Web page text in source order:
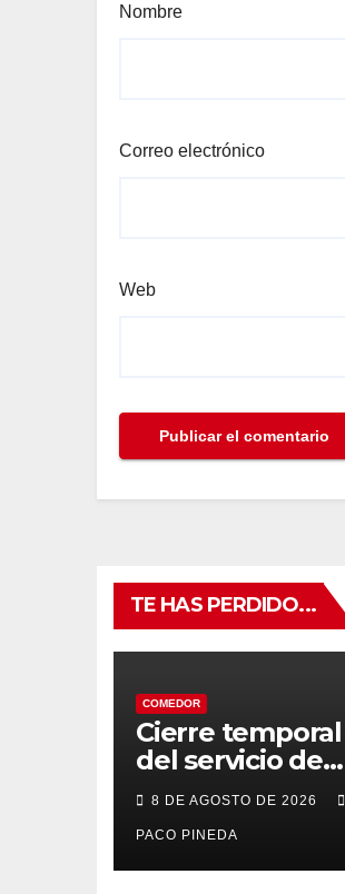
Nombre
Correo electrónico
Web
TE HAS PERDIDO...
COMEDOR
Cierre temporal
del servicio de
BAR – COMEDOR
8 DE AGOSTO DE 2026
PACO PINEDA